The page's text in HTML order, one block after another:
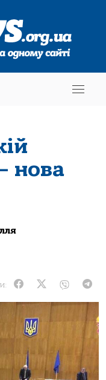
нова